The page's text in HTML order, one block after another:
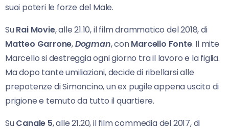
suoi poteri le forze del Male.
SuRai Movie, alle 21.10, il film drammatico del 2018, di
Matteo Garrone,Dogman, conMarcello Fonte. Il mite
Marcello si destreggia ogni giorno tra il lavoro e la figlia.
Ma dopo tante umiliazioni, decide di ribellarsi alle
prepotenze di Simoncino, un ex pugile appena uscito di
prigione e temuto da tutto il quartiere.
SuCanale 5, alle 21.20, il film commedia del 2017, di